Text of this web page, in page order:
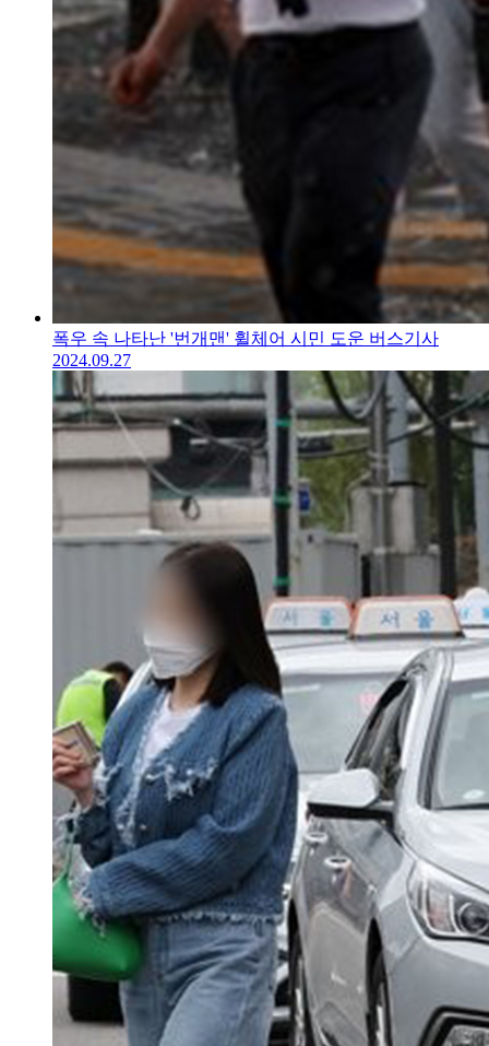
폭우 속 나타난 '번개맨' 휠체어 시민 도운 버스기사
2024.09.27